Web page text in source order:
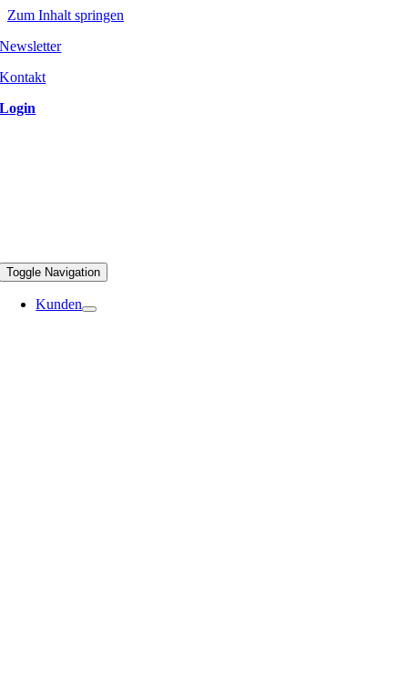
Zum Inhalt springen
Newsletter
Kontakt
Login
Toggle Navigation
Kunden